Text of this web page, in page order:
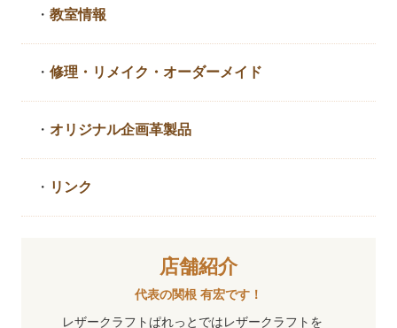
・教室情報
・修理・リメイク・ オーダーメイド
・ オリジナル企画革製品
・ リンク
店舗紹介
代表の関根 有宏です！
レザークラフトぱれっとではレザークラフトを